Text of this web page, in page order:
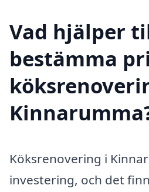
Vad hjälper
bestämma
Köksrenovering i
investering, och det